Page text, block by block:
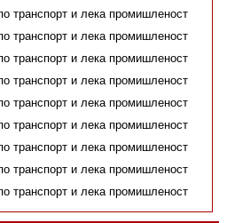
транспорт и лека промишленост
транспорт и лека промишленост
транспорт и лека промишленост
транспорт и лека промишленост
транспорт и лека промишленост
транспорт и лека промишленост
транспорт и лека промишленост
транспорт и лека промишленост
транспорт и лека промишленост